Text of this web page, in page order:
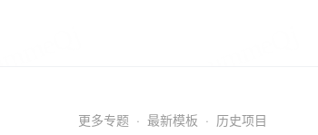
更多专题 · 最新模板 · 历史项目